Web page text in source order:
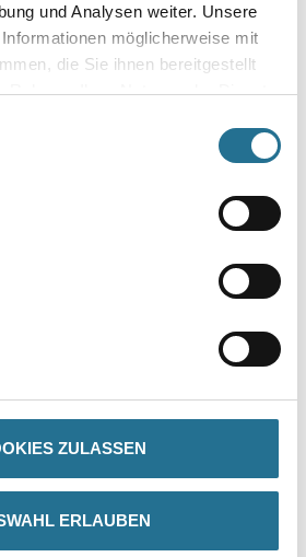
und Analysen weiter. Unsere
möglicherweise mit
die Sie ihnen bereitgestellt
Rahmen Ihrer Nutzung der Dienste
ZULASSEN
ERLAUBEN
(sämtliche Inhaltsstoffe sind REACH-